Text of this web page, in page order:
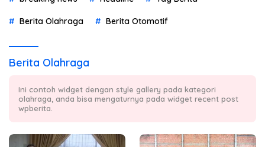
Berita Olahraga Berita Otomotif
Berita Olahraga
Ini contoh widget dengan style gallery pada kategori
olahraga, anda bisa mengaturnya pada widget recent post
wpberita.